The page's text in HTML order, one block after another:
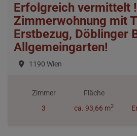
Erfolgreich vermittelt
Zimmerwohnung mit
Erstbezug, Döblinger
Allgemeingarten!
1190 Wien
Zimmer
3
Fläche
ca. 93,66 m2